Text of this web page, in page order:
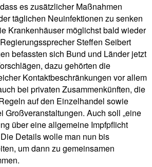
es zusätzlicher Maßnahmen
täglichen Neuinfektionen zu senken
Krankenhäuser möglichst bald wieder
Steffen Seibert
befassten sich Bund und Länder jetzt
dazu gehörten die
Kontaktbeschränkungen vor allem
bei privaten Zusammenkünften, die
auf den Einzelhandel sowie
Großveranstaltungen. Auch soll „eine
über eine allgemeine Impfpflicht
Details wolle man nun bis
um dann zu gemeinsamen